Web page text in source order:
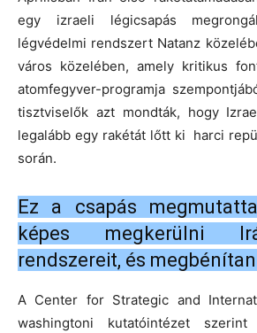
egy izraeli légicsapás
légvédelmi rendszert Natanz
város közelében, amely kritikus
atomfegyver-programja
tisztviselők azt mondták, hogy
legalább egy rakétát lőtt ki harci
során.
Ez a csapás
képes megkerülni
rendszereit, és
A Center for Strategic and
washingtoni kutatóintézet szerint